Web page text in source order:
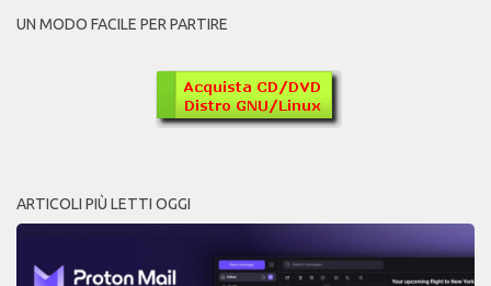
UN MODO FACILE PER PARTIRE
ARTICOLI PIÙ LETTI OGGI